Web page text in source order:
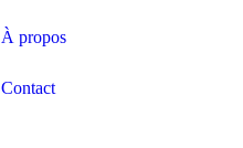
À propos
Contact